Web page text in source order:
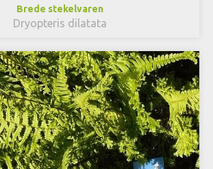
Brede stekelvaren
Dryopteris dilatata